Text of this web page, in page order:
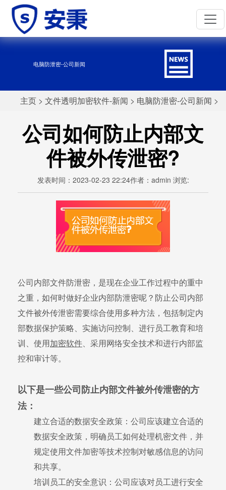
电脑防泄密-公司新闻
主页 > 文件透明加密软件-新闻 > 电脑防泄密-公司新闻 >
公司如何防止内部文
件被外传泄密?
发表时间：2023-02-23 22:24作者：admin 浏览:
公司内部文件防泄密，是现在企业工作过程中的重中
之重，如何时做好企业内部防泄密呢？防止公司内部
文件被外传泄密需要综合使用多种方法，包括制定内
部数据保护策略、实施访问控制、进行员工教育和培
训、使用加密软件、采用网络安全技术和进行内部监
控和审计等。
以下是一些公司防止内部文件被外传泄密的方
法：
建立合适的数据安全政策：公司应该建立合适的
数据安全政策，明确员工如何处理机密文件，并
规定使用文件加密等技术控制对敏感信息的访问
和共享。
培训员工的安全意识：公司应该对员工进行安全